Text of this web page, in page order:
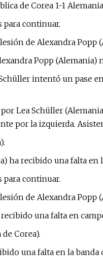
de Corea 1-1
para continuar.
de Alexandra Popp
Popp
intentó un pase
Lea Schüller
por la izquierda.
ha recibido una falta en
para continuar.
de Alexandra Popp
una falta en
Corea).
una falta en la banda